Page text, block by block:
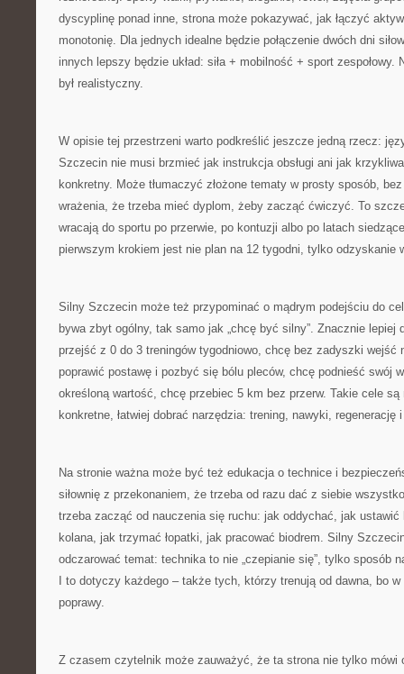
dyscyplinę ponad inne, strona może pokazywać, jak łączyć
monotonię. Dla jednych idealne będzie połączenie dwóch dni
innych lepszy będzie układ: siła + mobilność + sport
był realistyczny.
W opisie tej przestrzeni warto podkreślić jeszcze jedną rzecz:
Szczecin nie musi brzmieć jak instrukcja obsługi ani jak
konkretny. Może tłumaczyć złożone tematy w prosty sposób,
wrażenia, że trzeba mieć dyplom, żeby zacząć ćwiczyć. To
wracają do sportu po przerwie, po kontuzji albo po latach
pierwszym krokiem jest nie plan na 12 tygodni, tylko odzyskanie
Silny Szczecin może też przypominać o mądrym podejściu do
bywa zbyt ogólny, tak samo jak „chcę być silny”. Znacznie lepiej
przejść z 0 do 3 treningów tygodniowo, chcę bez zadyszki wejść
poprawić postawę i pozbyć się bólu pleców, chcę podnieść swój
określoną wartość, chcę przebiec 5 km bez przerw. Takie cele
konkretne, łatwiej dobrać narzędzia: trening, nawyki, regenerację
Na stronie ważna może być też edukacja o technice i
siłownię z przekonaniem, że trzeba od razu dać z siebie
trzeba zacząć od nauczenia się ruchu: jak oddychać, jak ustawić
kolana, jak trzymać łopatki, jak pracować biodrem. Silny
odczarować temat: technika to nie „czepianie się”, tylko sposób
I to dotyczy każdego – także tych, którzy trenują od dawna, bo
poprawy.
Z czasem czytelnik może zauważyć, że ta strona nie tylko mówi